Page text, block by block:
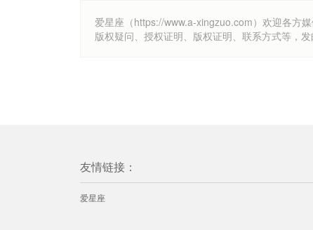
爱星座（https://www.a-xingzuo.com）欢迎各方
版权疑问、授权证明、版权证明、联系方式等，
友情链接：
爱星座